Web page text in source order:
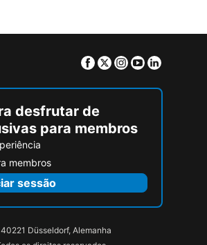
Facebook
TwitterInstagram
Youtube
desfrutar de
para membros
membros
sessão
Düsseldorf, Alemanha